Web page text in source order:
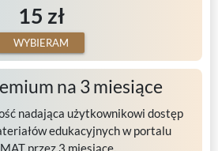
15 zł
WYBIERAM
na 3 miesiące
nadająca użytkownikowi dostęp
edukacyjnych w portalu
przez 3 miesiące.